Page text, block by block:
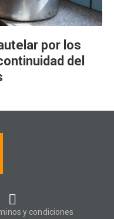
por los
del
y condiciones